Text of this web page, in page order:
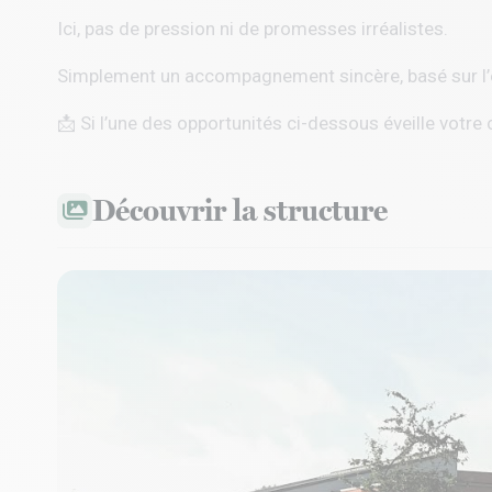
Ici, pas de pression ni de promesses irréalistes.
Simplement un accompagnement sincère, basé sur
📩 Si l’une des opportunités ci-dessous éveille
Découvrir la structure